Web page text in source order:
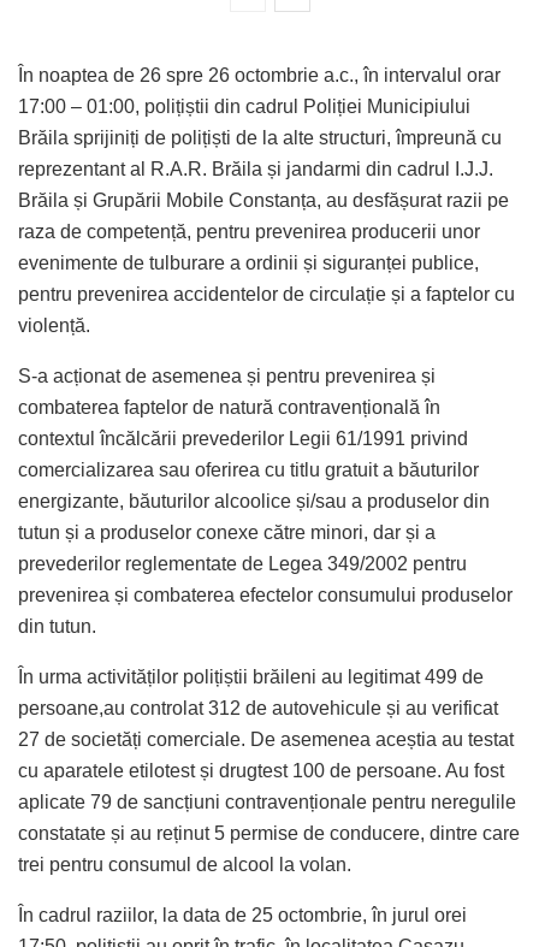
În noaptea de 26 spre 26 octombrie a.c., în intervalul orar
17:00 – 01:00, polițiștii din cadrul Poliției Municipiului
Brăila sprijiniți de polițiști de la alte structuri, împreună cu
reprezentant al R.A.R. Brăila și jandarmi din cadrul I.J.J.
Brăila și Grupării Mobile Constanța, au desfășurat razii pe
raza de competență, pentru prevenirea producerii unor
evenimente de tulburare a ordinii și siguranței publice,
pentru prevenirea accidentelor de circulație și a faptelor cu
violență.
S-a acționat de asemenea și pentru prevenirea și
combaterea faptelor de natură contravențională în
contextul încălcării prevederilor Legii 61/1991 privind
comercializarea sau oferirea cu titlu gratuit a băuturilor
energizante, băuturilor alcoolice și/sau a produselor din
tutun și a produselor conexe către minori, dar și a
prevederilor reglementate de Legea 349/2002 pentru
prevenirea și combaterea efectelor consumului produselor
din tutun.
În urma activităților polițiștii brăileni au legitimat 499 de
persoane,au controlat 312 de autovehicule și au verificat
27 de societăți comerciale. De asemenea aceștia au testat
cu aparatele etilotest și drugtest 100 de persoane. Au fost
aplicate 79 de sancțiuni contravenționale pentru neregulile
constatate și au reținut 5 permise de conducere, dintre care
trei pentru consumul de alcool la volan.
În cadrul raziilor, la data de 25 octombrie, în jurul orei